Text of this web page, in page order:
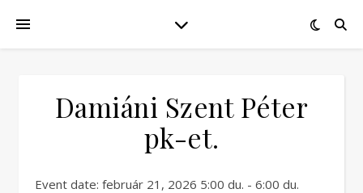
Damiáni Szent Péter
pk-et.
Event date: február 21, 2026 5:00 du. - 6:00 du.